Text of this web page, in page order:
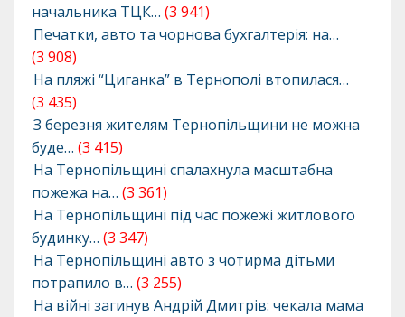
начальника ТЦК… (3 941)
Печатки, авто та чорнова бухгалтерія: на…
(3 908)
На пляжі “Циганка” в Тернополі втопилася…
(3 435)
З березня жителям Тернопільщини не можна
буде… (3 415)
На Тернопільщині спалахнула масштабна
пожежа на… (3 361)
На Тернопільщині під час пожежі житлового
будинку… (3 347)
На Тернопільщині авто з чотирма дітьми
потрапило в… (3 255)
На війні загинув Андрій Дмитрів: чекала мама